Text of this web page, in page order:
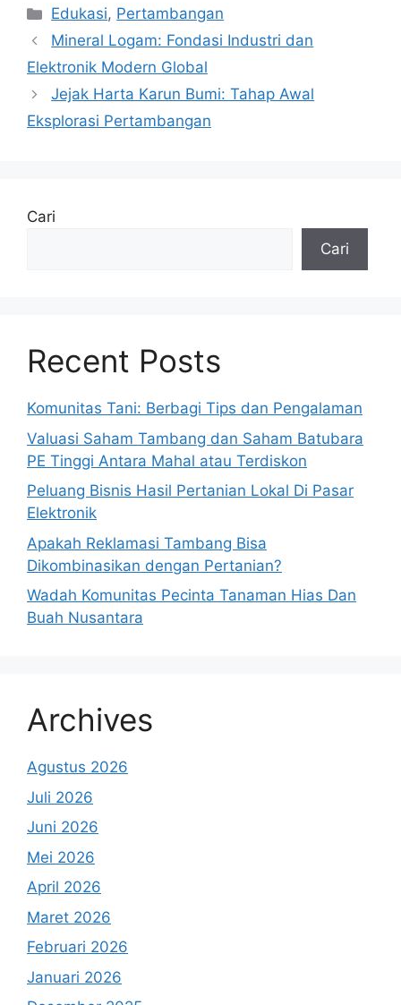
Kategori
Edukasi, Pertambangan
Mineral Logam: Fondasi Industri dan
Elektronik Modern Global
Jejak Harta Karun Bumi: Tahap Awal
Eksplorasi Pertambangan
Cari
Cari
Recent Posts
Komunitas Tani: Berbagi Tips dan Pengalaman
Valuasi Saham Tambang dan Saham Batubara
PE Tinggi Antara Mahal atau Terdiskon
Peluang Bisnis Hasil Pertanian Lokal Di Pasar
Elektronik
Apakah Reklamasi Tambang Bisa
Dikombinasikan dengan Pertanian?
Wadah Komunitas Pecinta Tanaman Hias Dan
Buah Nusantara
Archives
Agustus 2026
Juli 2026
Juni 2026
Mei 2026
April 2026
Maret 2026
Februari 2026
Januari 2026